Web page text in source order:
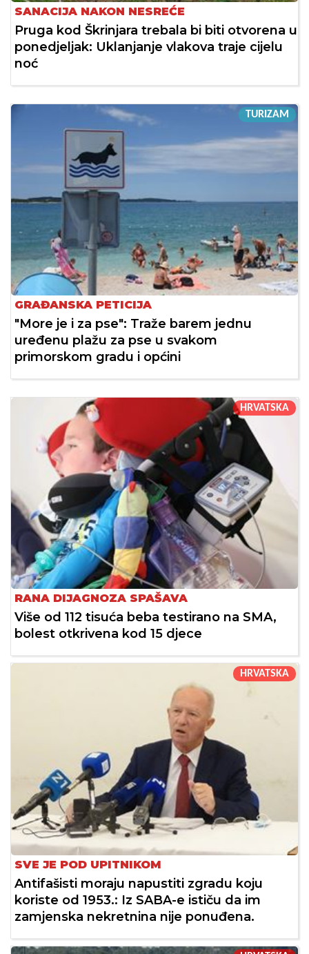
SANACIJA NAKON NESREĆE
Pruga kod Škrinjara trebala bi biti otvorena u
ponedjeljak: Uklanjanje vlakova traje cijelu
noć
TURIZAM
GRAĐANSKA PETICIJA
"More je i za pse": Traže barem jednu
uređenu plažu za pse u svakom
primorskom gradu i općini
HRVATSKA
RANA DIJAGNOZA SPAŠAVA
Više od 112 tisuća beba testirano na SMA,
bolest otkrivena kod 15 djece
HRVATSKA
SVE JE POD UPITNIKOM
Antifašisti moraju napustiti zgradu koju
koriste od 1953.: Iz SABA-e ističu da im
zamjenska nekretnina nije ponuđena.